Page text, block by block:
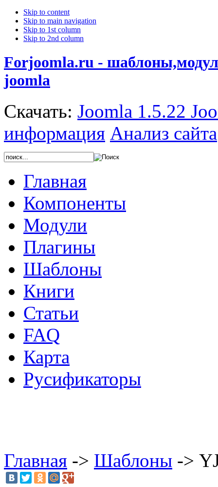
Skip to content
Skip to main navigation
Skip to 1st column
Skip to 2nd column
Forjoomla.ru -
joomla
Скачать: Joomla 1.5.22
информация Анализ сайта
Главная
Компоненты
Модули
Плагины
Шаблоны
Книги
Статьи
FAQ
Карта
Русификаторы
Главная -> Шаблоны ->